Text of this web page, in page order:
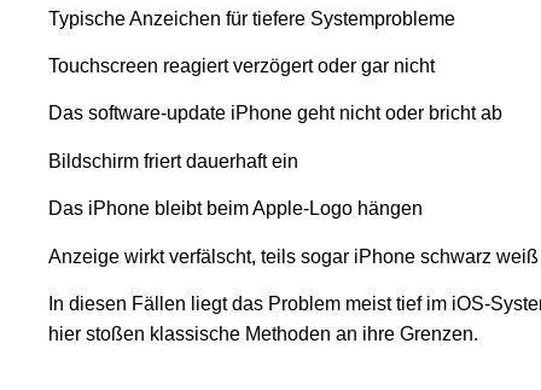
Typische Anzeichen für tiefere Systemprobleme
Touchscreen reagiert verzögert oder gar nicht
Das software-update iPhone geht nicht oder bricht ab
Bildschirm friert dauerhaft ein
Das iPhone bleibt beim Apple-Logo hängen
Anzeige wirkt verfälscht, teils sogar iPhone schwarz weiß
In diesen Fällen liegt das Problem meist tief im iOS-
hier stoßen klassische Methoden an ihre Grenzen.